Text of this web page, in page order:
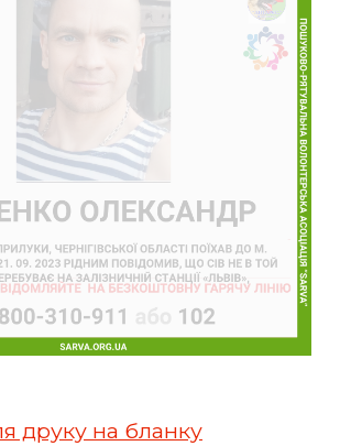
друку на бланку